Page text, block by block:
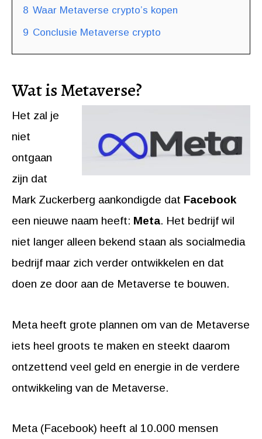
8 Waar Metaverse crypto’s kopen
9 Conclusie Metaverse crypto
Wat is Metaverse?
Het zal je
niet
ontgaan
zijn dat
Mark Zuckerberg aankondigde dat Facebook
een nieuwe naam heeft: Meta. Het bedrijf wil
niet langer alleen bekend staan als socialmedia
bedrijf maar zich verder ontwikkelen en dat
doen ze door aan de Metaverse te bouwen.
Meta heeft grote plannen om van de Metaverse
iets heel groots te maken en steekt daarom
ontzettend veel geld en energie in de verdere
ontwikkeling van de Metaverse.
Meta (Facebook) heeft al 10.000 mensen